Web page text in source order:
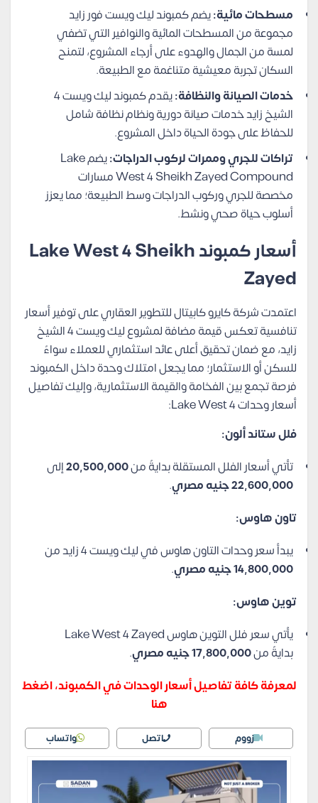
مسطحات مائية:يضم كمبوند ليك ويست فور زايد
مجموعة من المسطحات المائية والنوافير التي تضفي
لمسة من الجمال والهدوء على أرجاء المشروع، لتمنح
السكان تجربة معيشية متناغمة مع الطبيعة.
خدمات الصيانة والنظافة:
يقدم كمبوند ليك ويست 4
الشيخ زايد خدمات صيانة دورية ونظام نظافة شامل
للحفاظ على جودة الحياة داخل المشروع.
تراكات للجري وممرات لركوب الدراجات:
يضم Lake
West 4 Sheikh Zayed Compound مسارات
مخصصة للجري وركوب الدراجات وسط الطبيعة؛ مما يعزز
أسلوب حياة صحي ونشط.
أسعار كمبوند Lake West 4 Sheikh
Zayed
اعتمدت شركة كايرو كابيتال للتطوير العقاري على توفير أسعار
تنافسية تعكس قيمة مضافة لمشروع ليك ويست 4 الشيخ
زايد، مع ضمان تحقيق أعلى عائد استثماري للعملاء سواءً
للسكن أو الاستثمار؛ مما يجعل امتلاك وحدة داخل الكمبوند
فرصة تجمع بين الفخامة والقيمة الاستثمارية، وإليك تفاصيل
أسعار وحدات Lake West 4:
فلل ستاند ألون:
تأتي أسعار الفلل المستقلة بدايةً من20,500,000إلى
22,600,000 جنيه مصري
.
تاون هاوس:
يبدأ سعر وحدات التاون هاوس في ليك ويست 4 زايد من
14,800,000 جنيه مصري
.
توين هاوس:
يأتي سعر فلل التوين هاوس Lake West 4 Zayed
بدايةً من17,800,000 جنيه مصري
.
لمعرفة كافة تفاصيل أسعار الوحدات في الكمبوند، اضغط
هنا
زووم اتصل واتساب